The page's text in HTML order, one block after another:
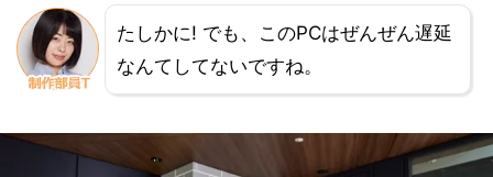
たしかに! でも、このPCはぜんぜん遅延
なんてしてないですね。